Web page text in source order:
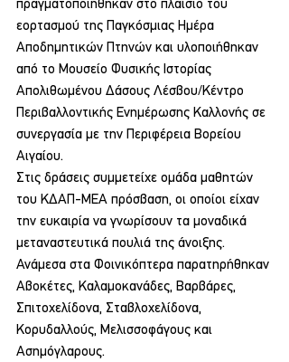
πραγματοποιήθηκαν στο πλαίσιο του
εορτασμού της Παγκόσμιας Ημέρα
Αποδημητικών Πτηνών και υλοποιήθηκαν
από το Μουσείο Φυσικής Ιστορίας
Απολιθωμένου Δάσους Λέσβου/Κέντρο
Περιβαλλοντικής Ενημέρωσης Καλλονής σε
συνεργασία με την Περιφέρεια Βορείου
Αιγαίου.
Στις δράσεις συμμετείχε ομάδα μαθητών
του ΚΔΑΠ-ΜΕΑ πρόσβαση, οι οποίοι είχαν
την ευκαιρία να γνωρίσουν τα μοναδικά
μεταναστευτικά πουλιά της άνοιξης.
Ανάμεσα στα Φοινικόπτερα παρατηρήθηκαν
Αβοκέτες, Καλαμοκανάδες, Βαρβάρες,
Σπιτοχελίδονα, Σταβλοχελίδονα,
Κορυδαλλούς, Μελισσοφάγους και
Ασημόγλαρους.